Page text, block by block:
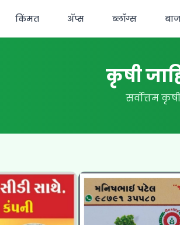
किंमत अ‍ॅप्स ब्लॉग्स
कृषी
सर्वोत्तम